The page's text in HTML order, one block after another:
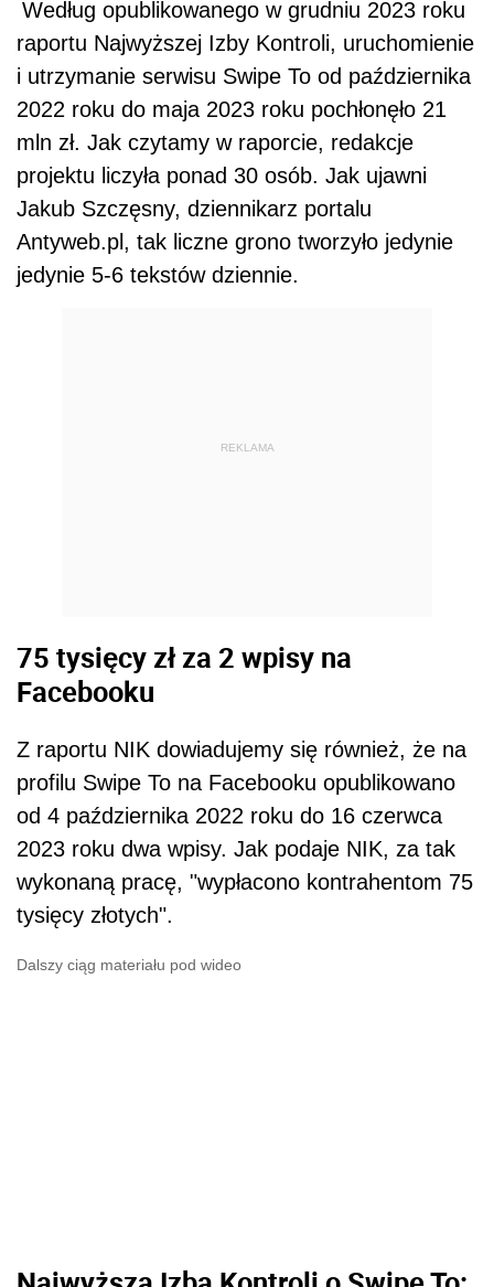
Według opublikowanego w grudniu 2023 roku
raportu Najwyższej Izby Kontroli, uruchomienie
i utrzymanie serwisu Swipe To od października
2022 roku do maja 2023 roku pochłonęło 21
mln zł. Jak czytamy w raporcie, redakcje
projektu liczyła ponad 30 osób. Jak ujawni
Jakub Szczęsny, dziennikarz portalu
Antyweb.pl, tak liczne grono tworzyło jedynie
jedynie 5-6 tekstów dziennie.
REKLAMA
75 tysięcy zł za 2 wpisy na
Facebooku
Z raportu NIK dowiadujemy się również, że na
profilu Swipe To na Facebooku opublikowano
od 4 października 2022 roku do 16 czerwca
2023 roku dwa wpisy. Jak podaje NIK, za tak
wykonaną pracę, "wypłacono kontrahentom 75
tysięcy złotych".
Dalszy ciąg materiału pod wideo